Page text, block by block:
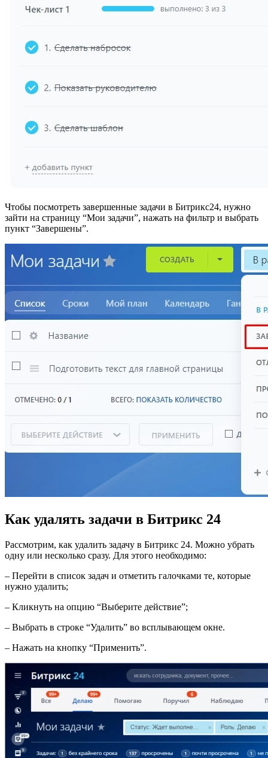
Чтобы посмотреть завершенные задачи в Битрикс24, нужно
зайти на страницу “Мои задачи”, нажать на фильтр и выбрать
пункт “Завершены”.
Как удалять задачи в Битрикс 24
Рассмотрим, как удалить задачу в Битрикс 24. Можно убрать
одну или несколько сразу. Для этого необходимо:
– Перейти в список задач и отметить галочками те, которые
нужно удалить;
– Кликнуть на опцию “Выберите действие”;
– Выбрать в строке “Удалить” во всплывающем окне.
– Нажать на кнопку “Применить”.